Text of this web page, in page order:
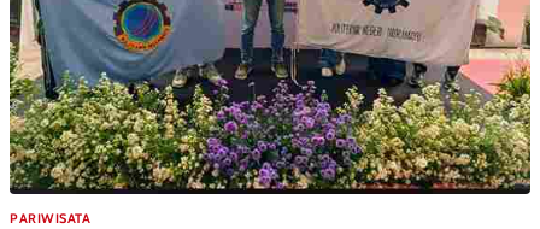
PARIWISATA